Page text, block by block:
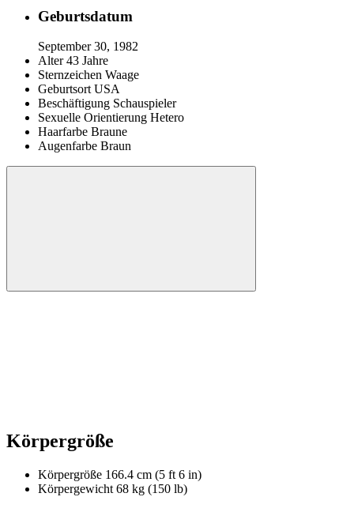
Geburtsdatum
September 30, 1982
Alter 43 Jahre
Sternzeichen Waage
Geburtsort USA
Beschäftigung Schauspieler
Sexuelle Orientierung Hetero
Haarfarbe Braune
Augenfarbe Braun
Körpergröße
Körpergröße 166.4 cm (5 ft 6 in)
Körpergewicht 68 kg (150 lb)